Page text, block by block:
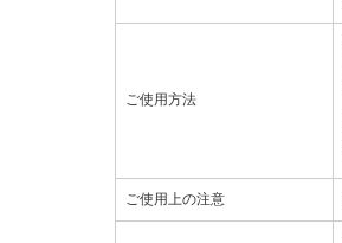
ご使用方法
ご使用上の注意